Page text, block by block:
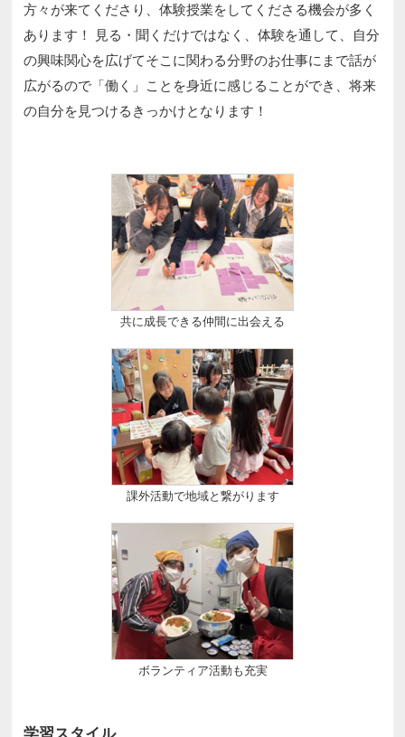
方々が来てくださり、体験授業をしてくださる機会が多く
あります！ 見る・聞くだけではなく、体験を通して、自分
の興味関心を広げてそこに関わる分野のお仕事にまで話が
広がるので「働く」ことを身近に感じることができ、将来
の自分を見つけるきっかけとなります！
共に成長できる仲間に出会える
課外活動で地域と繋がります
ボランティア活動も充実